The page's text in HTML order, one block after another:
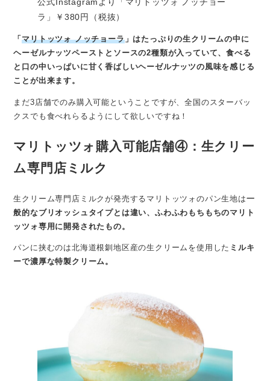
ラ」￥380円（税抜）
「マリトッツォ ノッチョーラ」はたっぷりの生クリームの中に
ヘーゼルナッツペーストとソースの2種類が入っていて、食べる
と口の中いっぱいに甘く香ばしいヘーゼルナッツの風味を感じる
ことが出来ます。
まだ3店舗でのみ購入可能ということですが、全国のスターバッ
クスでも食べれらるようにして欲しいですね！
マリトッツォ購入可能店舗④：生クリー
ム専門店ミルク
生クリーム専門店ミルクが発売するマリトッツォのパン生地は一
般的なブリオッシュタイプとは違い、ふわふわもちもちのマリト
ッツォ専用に開発されたもの。
パンに挟むのは北海道根釧地区産の生クリームを使用した ミルキ
ーで濃厚な特製クリーム。